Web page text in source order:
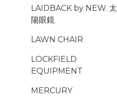
LAIDBACK by NEW. 太
陽眼鏡
LAWN CHAIR
LOCKFIELD
EQUIPMENT
MERCURY